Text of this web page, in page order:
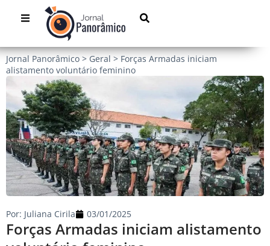
Jornal Panorâmico > Geral > Forças Armadas iniciam
alistamento voluntário feminino
Forças Armadas iniciam alistamento
Por: Juliana Cirila 03/01/2025